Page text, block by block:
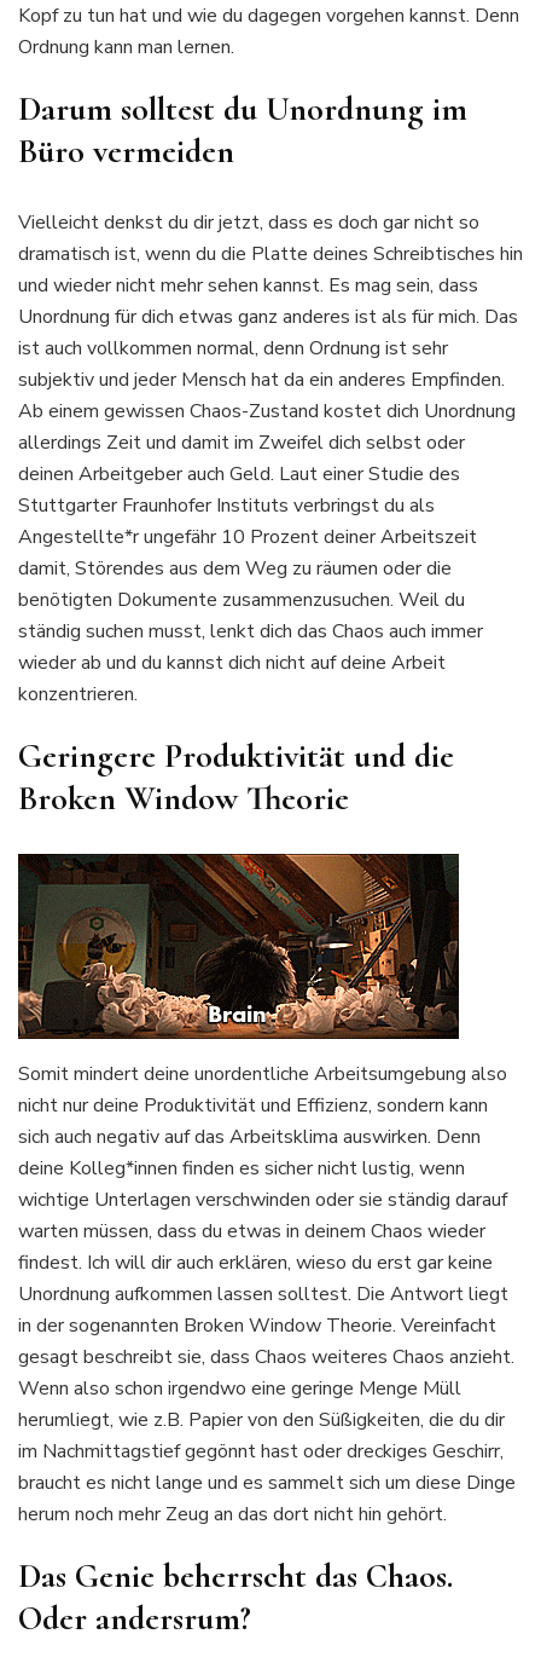
Kopf zu tun hat und wie du dagegen vorgehen kannst. Denn
Ordnung kann man lernen.
Darum solltest du Unordnung im
Büro vermeiden
Vielleicht denkst du dir jetzt, dass es doch gar nicht so
dramatisch ist, wenn du die Platte deines Schreibtisches hin
und wieder nicht mehr sehen kannst. Es mag sein, dass
Unordnung für dich etwas ganz anderes ist als für mich. Das
ist auch vollkommen normal, denn Ordnung ist sehr
subjektiv und jeder Mensch hat da ein anderes Empfinden.
Ab einem gewissen Chaos-Zustand kostet dich Unordnung
allerdings Zeit und damit im Zweifel dich selbst oder
deinen Arbeitgeber auch Geld. Laut einer Studie des
Stuttgarter Fraunhofer Instituts verbringst du als
Angestellte*r ungefähr 10 Prozent deiner Arbeitszeit
damit, Störendes aus dem Weg zu räumen oder die
benötigten Dokumente zusammenzusuchen. Weil du
ständig suchen musst, lenkt dich das Chaos auch immer
wieder ab und du kannst dich nicht auf deine Arbeit
konzentrieren.
Geringere Produktivität und die
Broken Window Theorie
Somit mindert deine unordentliche Arbeitsumgebung also
nicht nur deine Produktivität und Effizienz, sondern kann
sich auch negativ auf das Arbeitsklima auswirken. Denn
deine Kolleg*innen finden es sicher nicht lustig, wenn
wichtige Unterlagen verschwinden oder sie ständig darauf
warten müssen, dass du etwas in deinem Chaos wieder
findest. Ich will dir auch erklären, wieso du erst gar keine
Unordnung aufkommen lassen solltest. Die Antwort liegt
in der sogenannten Broken Window Theorie. Vereinfacht
gesagt beschreibt sie, dass Chaos weiteres Chaos anzieht.
Wenn also schon irgendwo eine geringe Menge Müll
herumliegt, wie z.B. Papier von den Süßigkeiten, die du dir
im Nachmittagstief gegönnt hast oder dreckiges Geschirr,
braucht es nicht lange und es sammelt sich um diese Dinge
herum noch mehr Zeug an das dort nicht hin gehört.
Das Genie beherrscht das Chaos.
Oder andersrum?